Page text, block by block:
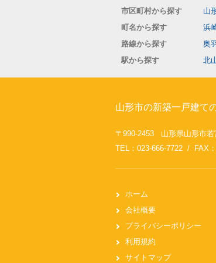
市区町村から探す 山
町名から探す
浜
路線から探す
奥
駅から探す
北
山形市の新築一戸建て
〒990-2453 山形県山形市若
TEL：023-666-7722 / FAX
ホーム
会社概要
プライバシーポリシー
利用規約
サイトマップ